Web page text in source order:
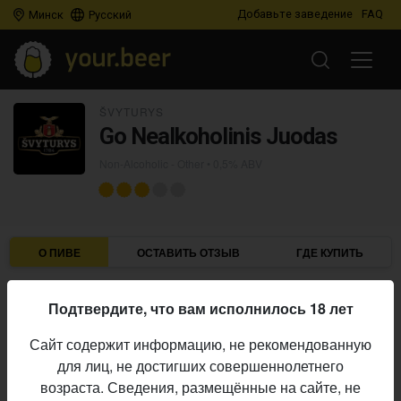
Минск Русский Добавьте заведение FAQ
Go Nealkoholinis Juodas
О ПИВЕ ОСТАВИТЬ ОТЗЫВ ГДЕ КУПИТЬ
Пивоварня:
Алкоголь:
0,5%
Хмель:
Simcoe, East Kent Golding
Начало
Подтвердите, что вам исполнилось 18 лет
Сайт содержит информацию, не рекомендованную
для лиц, не достигших совершеннолетнего
возраста. Сведения, размещённые на сайте, не